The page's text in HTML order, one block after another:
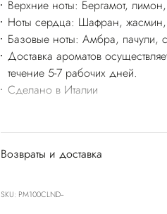
Верхние ноты: Бергамот,
Ноты сердца: Шафран,
Базовые ноты: Амбра, пачули,
Доставка ароматов
течение 5-7 рабочих дней.
Сделано в Италии
Возвраты и доставка
SKU: PM100CLND--